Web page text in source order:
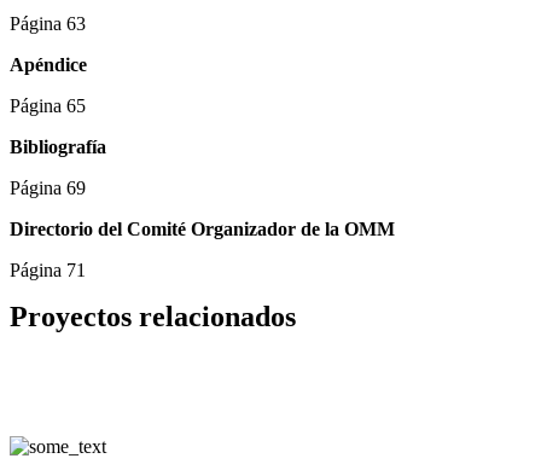
Página 63
Apéndice
Página 65
Bibliografía
Página 69
Directorio del Comité Organizador de la OMM
Página 71
Proyectos relacionados